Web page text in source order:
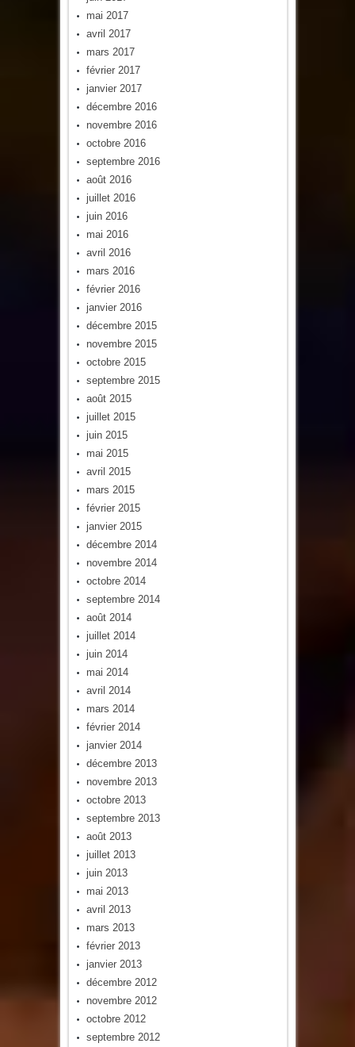
mai 2017
avril 2017
mars 2017
février 2017
janvier 2017
décembre 2016
novembre 2016
octobre 2016
septembre 2016
août 2016
juillet 2016
juin 2016
mai 2016
avril 2016
mars 2016
février 2016
janvier 2016
décembre 2015
novembre 2015
octobre 2015
septembre 2015
août 2015
juillet 2015
juin 2015
mai 2015
avril 2015
mars 2015
février 2015
janvier 2015
décembre 2014
novembre 2014
octobre 2014
septembre 2014
août 2014
juillet 2014
juin 2014
mai 2014
avril 2014
mars 2014
février 2014
janvier 2014
décembre 2013
novembre 2013
octobre 2013
septembre 2013
août 2013
juillet 2013
juin 2013
mai 2013
avril 2013
mars 2013
février 2013
janvier 2013
décembre 2012
novembre 2012
octobre 2012
septembre 2012